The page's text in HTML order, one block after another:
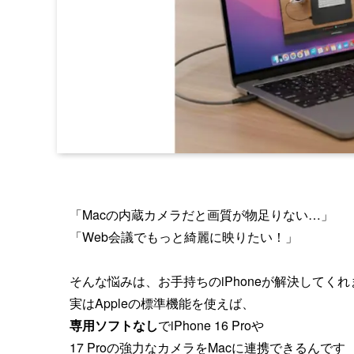
「Macの内蔵カメラだと画質が物足りない…」
「Web会議でもっと綺麗に映りたい！」
そんな悩みは、お手持ちのiPhoneが解決してくれ
実はAppleの標準機能を使えば、
専用ソフトなしでiPhone 16 Proや
17 Proの強力なカメラをMacに連携できるんです